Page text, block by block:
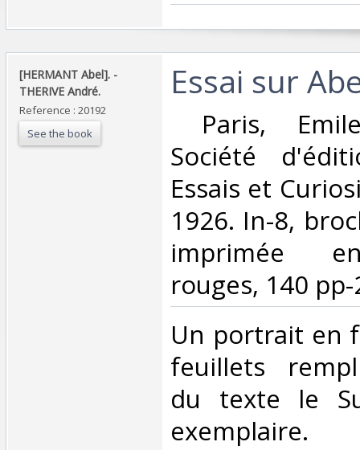
‎[HERMANT Abel]. -
THERIVE André.‎
Reference : 20192
See the book
‎Essai sur
Paris,
Société
Essais et
1926. In-8,
imprimée
rouges, 140
‎Un portrait en
feuillets
du texte le